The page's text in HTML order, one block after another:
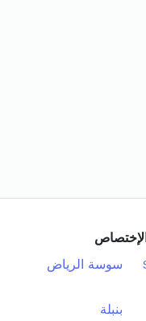
سوسة الرياض
بنبلة